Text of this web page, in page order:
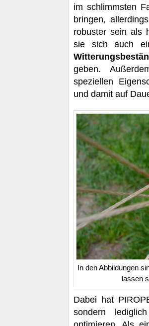
im schlimmsten
bringen,
robuster sein als
sie sich auch
geben.
speziellen
und damit auf
In den Abbildungen
lassen
Dabei hat
sondern